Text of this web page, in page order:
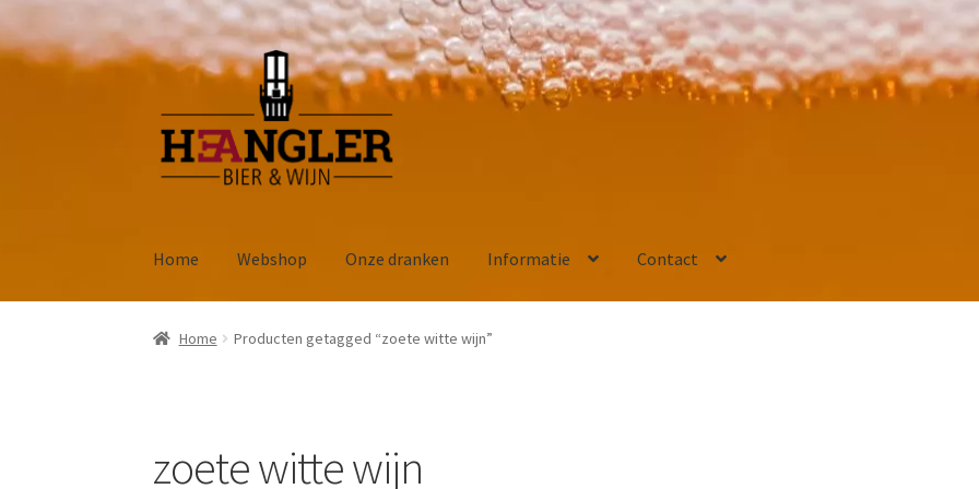
Ga
naar
navigatie
Ga
de
inhoud
Home Webshop Onze dranken Informatie Contact
Home Producten getagged “zoete witte wijn”
zoete witte wijn